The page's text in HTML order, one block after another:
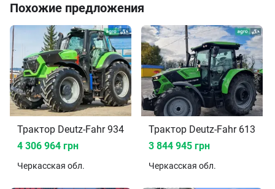
Похожие предложения
Трактор Deutz-Fahr 9340 TTV Agrotron 2016
4 306 964 грн
Черкасская обл.
Трактор Deutz-Fahr 6135C
3 844 945 грн
Черкасская обл.